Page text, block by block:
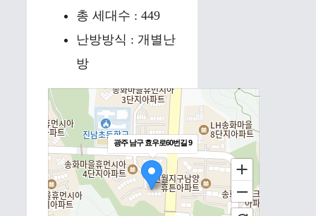
총 세대수 : 449
난방방식 : 개별난
방
광주 남구 효우로60번길 9